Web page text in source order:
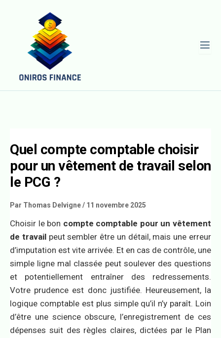
Quel compte comptable choisir
pour un vêtement de travail selon
le PCG ?
Par Thomas Delvigne/ 11 novembre 2025
Choisir le bon compte comptable pour un vêtement
de travailpeut sembler être un détail, mais une erreur
d’imputation est vite arrivée. Et en cas de contrôle, une
simple ligne mal classée peut soulever des questions
et potentiellement entraîner des redressements.
Votre prudence est donc justifiée. Heureusement, la
logique comptable est plus simple qu’il n’y paraît. Loin
d’être une science obscure, l’enregistrement de ces
dépenses suit des règles claires, dictées par le Plan